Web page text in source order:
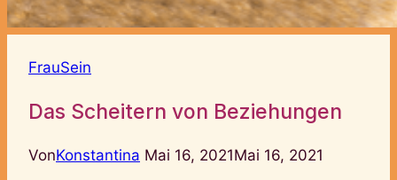
FrauSein
Das Scheitern von Beziehungen
VonKonstantina Mai 16, 2021Mai 16, 2021